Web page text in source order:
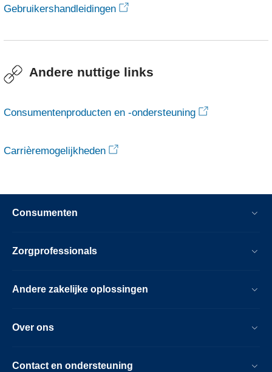
Gebruikershandleidingen
Andere nuttige links
Consumentenproducten en -ondersteuning
Carrièremogelijkheden
Consumenten
Zorgprofessionals
Andere zakelijke oplossingen
Over ons
Contact en ondersteuning